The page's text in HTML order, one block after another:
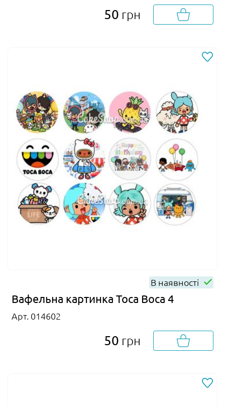
50 грн
В наявності
Вафельна картинка Toca Boca 4
Арт. 014602
50 грн